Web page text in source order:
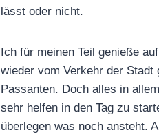
lässt oder nicht.
Ich für meinen Teil genieße
wieder vom Verkehr der Stadt
Passanten. Doch alles in
sehr helfen in den Tag zu
überlegen was noch ansteht.